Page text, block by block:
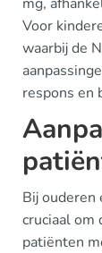
Voor
waarbij de
respons en
Bij
cruciaal om
patiënten